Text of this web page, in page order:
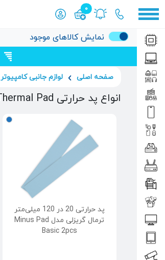
0
محصول افزوده شده به سبد
نمایش کالاهای موجود
صفحه اصلی لوازم جانبی کامپیوتر
انواع پد حرارتی Thermal Pad
پد حرارتی 20 در 120 میلی‌متر
ترمال گریزلی مدل Minus Pad
Basic 2pcs